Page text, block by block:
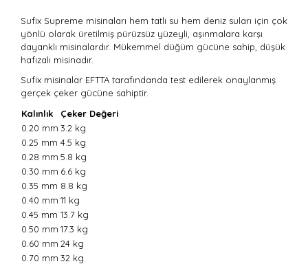
Sufix Supreme misinaları hem tatlı su hem deniz suları için çok
yönlü olarak üretilmiş pürüzsüz yüzeyli, aşınmalara karşı
dayanklı misinalardır. Mükemmel düğüm gücüne sahip, düşük
hafızalı misinadır.
Sufix misinalar EFTTA tarafındanda test edilerek onaylanmış
gerçek çeker gücüne sahiptir.
Kalınlık
Çeker Değeri
0.20 mm 3.2 kg
0.25 mm 4.5 kg
0.28 mm 5.8 kg
0.30 mm 6.6 kg
0.35 mm 8.8 kg
0.40 mm 11 kg
0.45 mm 13.7 kg
0.50 mm 17.3 kg
0.60 mm 24 kg
0.70 mm 32 kg